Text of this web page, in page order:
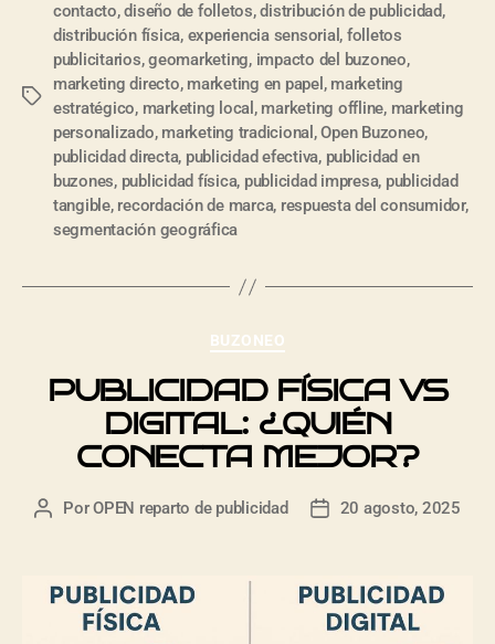
contacto,diseño de folletos,distribución de publicidad,
distribución física, experiencia sensorial , folletos
publicitarios,geomarketing, impacto del buzoneo,
marketing directo, marketing en papel , marketing
estratégico, marketing local , marketing offline, marketing
personalizado, marketing tradicional ,Open Buzoneo,
publicidad directa, publicidad efectiva, publicidad en
buzones, publicidad física, publicidad impresa, publicidad
tangible, recordación de marca, respuesta del consumidor,
segmentación geográfica
BUZONEO
PUBLICIDAD FÍSICA VS
DIGITAL: ¿QUIÉN
CONECTA MEJOR?
PorOPEN reparto de publicidad 20 agosto, 2025